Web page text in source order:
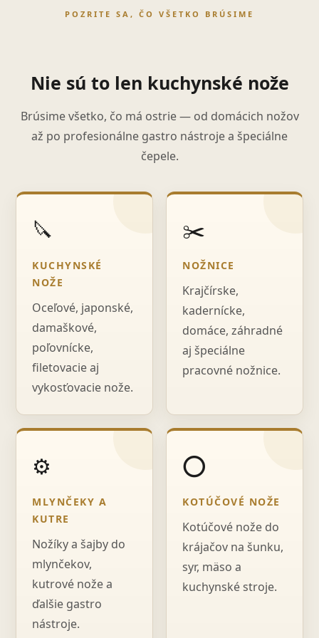
POZRITE SA, ČO VŠETKO BRÚSIME
Nie sú to len kuchynské nože
Brúsime všetko, čo má ostrie — od domácich nožov
až po profesionálne gastro nástroje a špeciálne
čepele.
🔪
KUCHYNSKÉ
NOŽE
Oceľové, japonské,
damaškové,
poľovnícke,
filetovacie aj
vykosťovacie nože.
✂️
NOŽNICE
Krajčírske,
kadernícke,
domáce, záhradné
aj špeciálne
pracovné nožnice.
⚙️
MLYNČEKY A
KUTRE
Nožíky a šajby do
mlynčekov,
kutrové nože a
ďalšie gastro
nástroje.
⭕
KOTÚČOVÉ NOŽE
Kotúčové nože do
krájačov na šunku,
syr, mäso a
kuchynské stroje.